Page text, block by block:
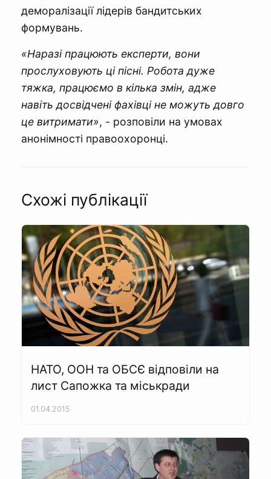
деморалізації лідерів бандитських
формувань.
«Наразі працюють експерти, вони
прослуховують ці пісні. Робота дуже
тяжка, працюємо в кілька змін, адже
навіть досвідчені фахівці не можуть довго
це витримати», - розповіли на умовах
анонімності правоохоронці.
Схожі публікації
НАТО, ООН та ОБСЄ відповіли на
лист Сапожка та міськради
01.04.2015